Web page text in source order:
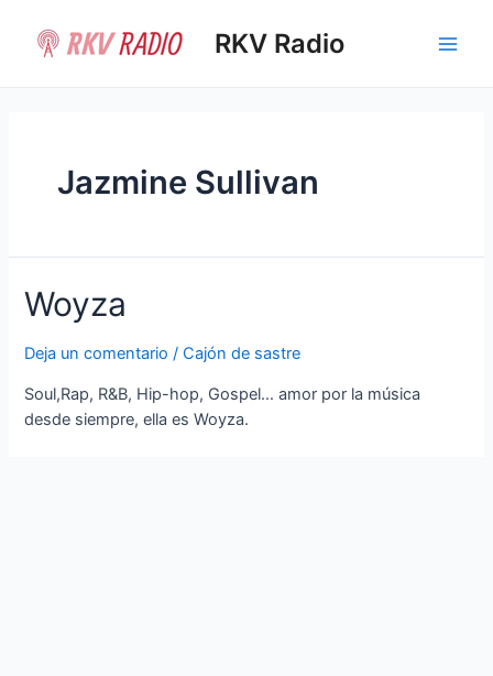
contenido
RKV Radio
Jazmine Sullivan
Woyza
Deja un comentario /Cajón de sastre
Soul,Rap, R&B, Hip-hop, Gospel… amor por la música
desde siempre, ella es Woyza.